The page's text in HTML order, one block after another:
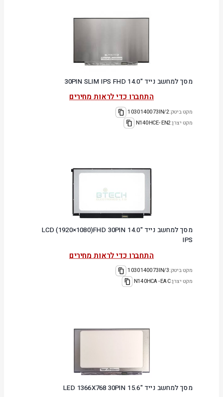
מסך למחשב נייד "14.0 30PIN SLIM IPS FHD
התחברו כדי לראות מחירים
מקט ביטק:1030140073IN/2
מקט יצרן:N140HCE-EN2
מסך למחשב נייד "14.0 LCD (1920×1080)FHD 30PIN
IPS
התחברו כדי לראות מחירים
מקט ביטק:1030140073IN/3
מקט יצרן:N140HCA-EAC
מסך למחשב נייד "15.6 LED 1366X768 30PIN